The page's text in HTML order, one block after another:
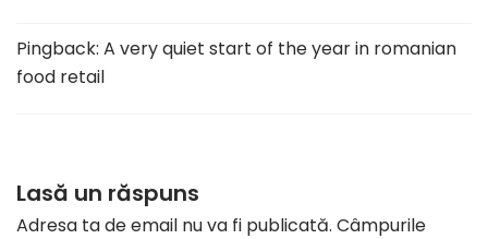
Pingback: A very quiet start of the year in romanian
food retail
Lasă un răspuns
Adresa ta de email nu va fi publicată. Câmpurile